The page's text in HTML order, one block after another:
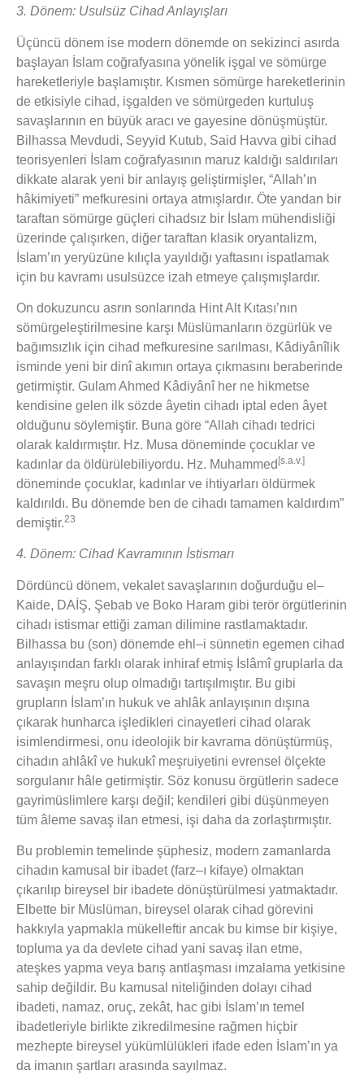
3. Dönem: Usulsüz Cihad Anlayışları
Üçüncü dönem ise modern dönemde on sekizinci asırda
başlayan İslam coğrafyasına yönelik işgal ve sömürge
hareketleriyle başlamıştır. Kısmen sömürge hareketlerinin
de etkisiyle cihad, işgalden ve sömürgeden kurtuluş
savaşlarının en büyük aracı ve gayesine dönüşmüştür.
Bilhassa Mevdudi, Seyyid Kutub, Said Havva gibi cihad
teorisyenleri İslam coğrafyasının maruz kaldığı saldırıları
dikkate alarak yeni bir anlayış geliştirmişler, “Allah’ın
hâkimiyeti” mefkuresini ortaya atmışlardır. Öte yandan bir
taraftan sömürge güçleri cihadsız bir İslam mühendisliği
üzerinde çalışırken, diğer taraftan klasik oryantalizm,
İslam’ın yeryüzüne kılıçla yayıldığı yaftasını ispatlamak
için bu kavramı usulsüzce izah etmeye çalışmışlardır.
On dokuzuncu asrın sonlarında Hint Alt Kıtası’nın
sömürgeleştirilmesine karşı Müslümanların özgürlük ve
bağımsızlık için cihad mefkuresine sarılması, Kâdiyânîlik
isminde yeni bir dinî akımın ortaya çıkmasını beraberinde
getirmiştir. Gulam Ahmed Kâdiyânî her ne hikmetse
kendisine gelen ilk sözde âyetin cihadı iptal eden âyet
olduğunu söylemiştir. Buna göre “Allah cihadı tedrici
olarak kaldırmıştır. Hz. Musa döneminde çocuklar ve
kadınlar da öldürülebiliyordu. Hz. Muhammed [s.a.v.]
döneminde çocuklar, kadınlar ve ihtiyarları öldürmek
kaldırıldı. Bu dönemde ben de cihadı tamamen kaldırdım”
demiştir.23
4. Dönem: Cihad Kavramının İstismarı
Dördüncü dönem, vekalet savaşlarının doğurduğu el–
Kaide, DAİŞ, Şebab ve Boko Haram gibi terör örgütlerinin
cihadı istismar ettiği zaman dilimine rastlamaktadır.
Bilhassa bu (son) dönemde ehl–i sünnetin egemen cihad
anlayışından farklı olarak inhiraf etmiş İslâmî gruplarla da
savaşın meşru olup olmadığı tartışılmıştır. Bu gibi
grupların İslam’ın hukuk ve ahlâk anlayışının dışına
çıkarak hunharca işledikleri cinayetleri cihad olarak
isimlendirmesi, onu ideolojik bir kavrama dönüştürmüş,
cihadın ahlâkî ve hukukî meşruiyetini evrensel ölçekte
sorgulanır hâle getirmiştir. Söz konusu örgütlerin sadece
gayrimüslimlere karşı değil; kendileri gibi düşünmeyen
tüm âleme savaş ilan etmesi, işi daha da zorlaştırmıştır.
Bu problemin temelinde şüphesiz, modern zamanlarda
cihadın kamusal bir ibadet (farz–ı kifaye) olmaktan
çıkarılıp bireysel bir ibadete dönüştürülmesi yatmaktadır.
Elbette bir Müslüman, bireysel olarak cihad görevini
hakkıyla yapmakla mükelleftir ancak bu kimse bir kişiye,
topluma ya da devlete cihad yani savaş ilan etme,
ateşkes yapma veya barış antlaşması imzalama yetkisine
sahip değildir. Bu kamusal niteliğinden dolayı cihad
ibadeti, namaz, oruç, zekât, hac gibi İslam’ın temel
ibadetleriyle birlikte zikredilmesine rağmen hiçbir
mezhepte bireysel yükümlülükleri ifade eden İslam’ın ya
da imanın şartları arasında sayılmaz.